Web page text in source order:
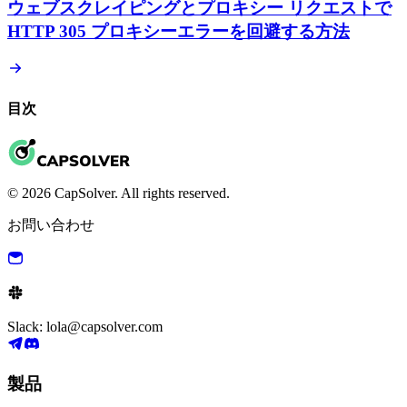
ウェブスクレイピングとプロキシー リクエストで
HTTP 305 プロキシーエラーを回避する方法
目次
© 2026 CapSolver. All rights reserved.
お問い合わせ
Slack: lola@capsolver.com
製品